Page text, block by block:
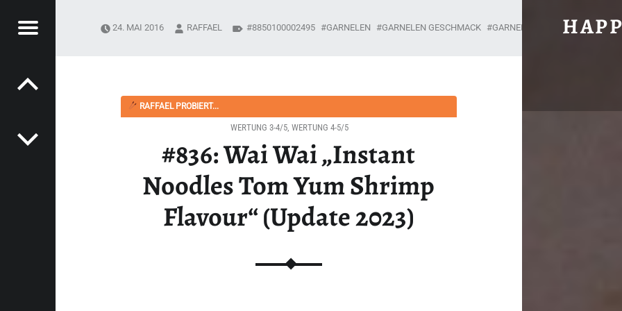
Menü
RAFFAEL PROBIERT...
#836: Wai Wai „Instant
Noodles Tom Yum Shrimp
Flavour“ (Update 2023)
WERTUNG 3-4/5, WERTUNG 4-5/5
24. MAI 2016 RAFFAEL 8850100002495 GARNELEN GARNELEN GESCHMACK GARNELENGESCHMACK